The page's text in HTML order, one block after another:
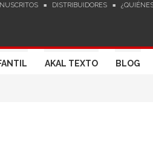
DISTRIBUIDORES
AKAL TEXTO BLOG